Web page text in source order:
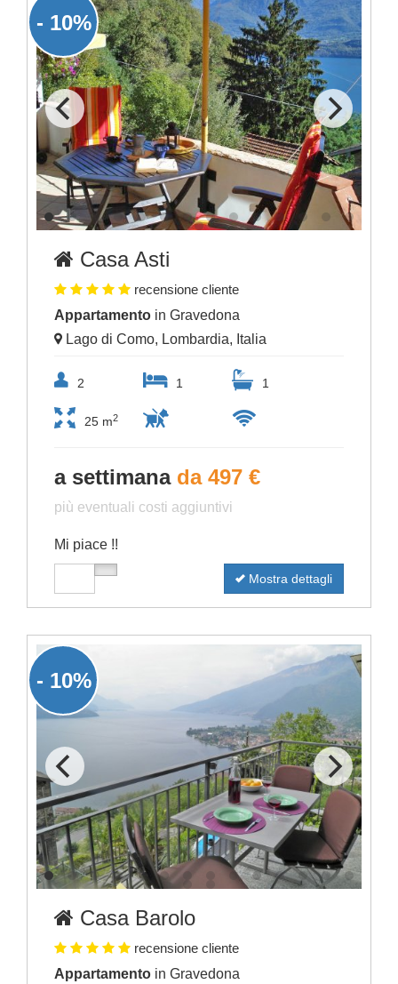
- 10%
Casa Asti
recensione cliente
Appartamento in Gravedona
Lago di Como, Lombardia, Italia
2 1 1
25 m2
a settimana da 497 €
più eventuali costi aggiuntivi
Mi piace !!
Mostra dettagli
- 10%
Casa Barolo
recensione cliente
Appartamento in Gravedona